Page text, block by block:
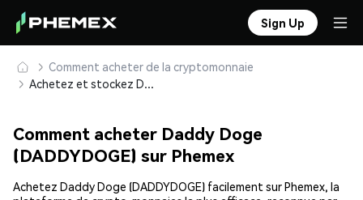
Sign Up
Comment acheter de la cryptomonnaie
Achetez et stockez Daddy Doge (DADDYDOGE) en toute sécurité
Comment acheter Daddy Doge
(DADDYDOGE) sur Phemex
Achetez Daddy Doge (DADDYDOGE) facilement sur Phemex, la